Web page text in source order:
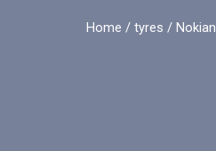
Home / tyres /